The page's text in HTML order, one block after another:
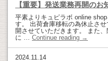
【重要】発送業務再開のお
平素よりキュピラボ online
す。 出荷倉庫移転の為休止さ
開させていただきます。 また
に … Continue reading →
2024.11.14